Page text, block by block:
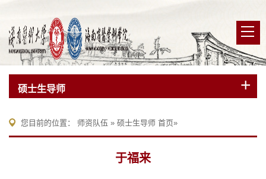
硕士生导师
您目前的位置： 师资队伍 » 硕士生导师 首页»
于福来